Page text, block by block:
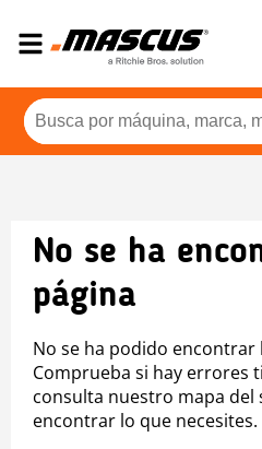
No se ha
página
No se ha podido encontrar
Comprueba si hay errores
consulta nuestro mapa del
encontrar lo que necesites.